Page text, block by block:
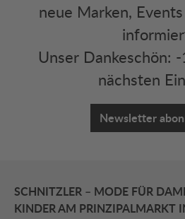
neue Marken,
Unser Dankeschön:
nächsten
Newsletter
SCHNITZLER – MODE FÜR
KINDER AM PRINZIPALMARKT